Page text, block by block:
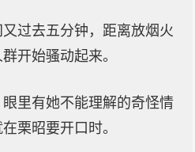
过去五分钟，距离放烟火
开始骚动起来。
里有她不能理解的奇怪情
栗昭要开口时。